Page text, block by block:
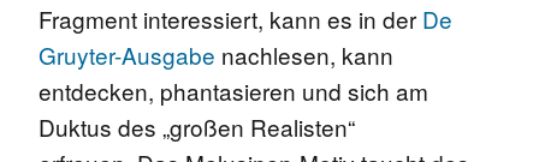
Fragment interessiert, kann es in der De
Gruyter-Ausgabe nachlesen, kann
entdecken, phantasieren und sich am
Duktus des „großen Realisten“